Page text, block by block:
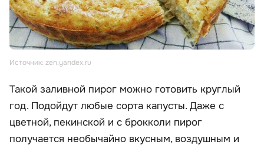
Источник: zen.yandex.ru
Такой заливной пирог можно готовить круглый
год. Подойдут любые сорта капусты. Даже с
цветной, пекинской и с брокколи пирог
получается необычайно вкусным, воздушным и